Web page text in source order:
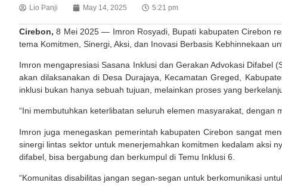
Lio Panji May 14, 2025 5:21 pm
Cirebon, 8 Mei 2025 — Imron Rosyadi, Bupati kabupaten Cirebon
tema Komitmen, Sinergi, Aksi, dan Inovasi Berbasis Kebhinnekaan
Imron mengapresiasi Sasana Inklusi dan Gerakan Advokasi Difabel
akan dilaksanakan di Desa Durajaya, Kecamatan Greged,
inklusi bukan hanya sebuah tujuan, melainkan proses yang
“Ini membutuhkan keterlibatan seluruh elemen masyarakat, dengan
Imron juga menegaskan pemerintah kabupaten Cirebon sangat
sinergi lintas sektor untuk menerjemahkan komitmen kedalam aksi
difabel, bisa bergabung dan berkumpul di Temu Inklusi 6.
“Komunitas disabilitas jangan segan-segan untuk berkomunikasi